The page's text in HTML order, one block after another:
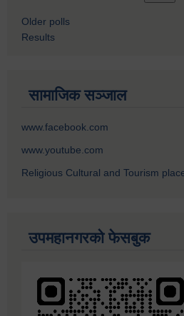
Older polls
Results
सामाजिक सञ्जाल
www.facebook.com
www.youtube.com
Religious Cultural and Tourism
उपमहानगरको फेसबुक